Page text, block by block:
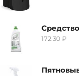
172.30 ₽